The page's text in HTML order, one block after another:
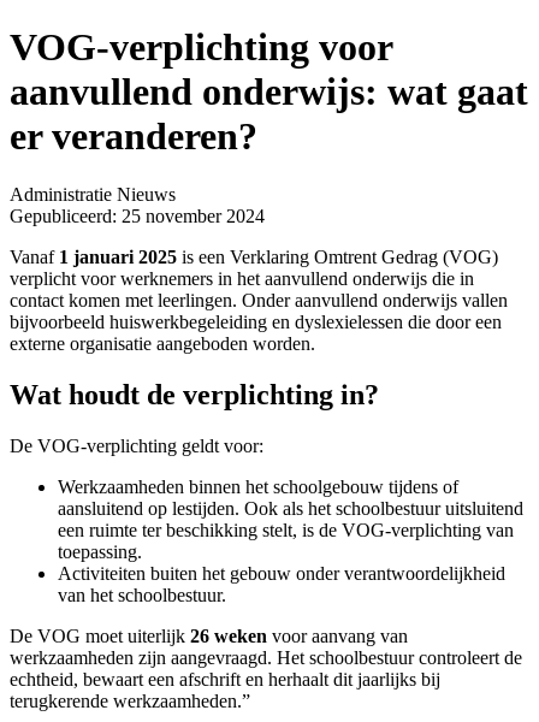
VOG-verplichting voor
aanvullend onderwijs: wat gaat
er veranderen?
Administratie Nieuws
Gepubliceerd: 25 november 2024
Vanaf 1 januari 2025 is een Verklaring Omtrent Gedrag (VOG)
verplicht voor werknemers in het aanvullend onderwijs die in
contact komen met leerlingen. Onder aanvullend onderwijs vallen
bijvoorbeeld huiswerkbegeleiding en dyslexielessen die door een
externe organisatie aangeboden worden.
Wat houdt de verplichting in?
De VOG-verplichting geldt voor:
Werkzaamheden binnen het schoolgebouw tijdens of
aansluitend op lestijden. Ook als het schoolbestuur uitsluitend
een ruimte ter beschikking stelt, is de VOG-verplichting van
toepassing.
Activiteiten buiten het gebouw onder verantwoordelijkheid
van het schoolbestuur.
De VOG moet uiterlijk 26 weken voor aanvang van
werkzaamheden zijn aangevraagd. Het schoolbestuur controleert de
echtheid, bewaart een afschrift en herhaalt dit jaarlijks bij
terugkerende werkzaamheden.”